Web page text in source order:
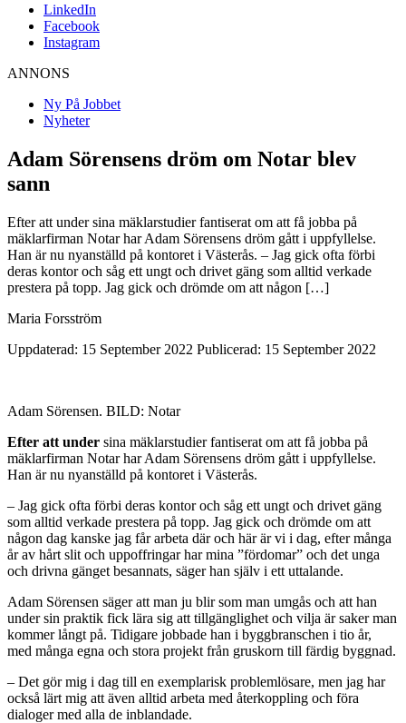
LinkedIn
Facebook
Instagram
ANNONS
Ny På Jobbet
Nyheter
Adam Sörensens dröm om Notar blev
sann
Efter att under sina mäklarstudier fantiserat om att få jobba på
mäklarfirman Notar har Adam Sörensens dröm gått i uppfyllelse.
Han är nu nyanställd på kontoret i Västerås. – Jag gick ofta förbi
deras kontor och såg ett ungt och drivet gäng som alltid verkade
prestera på topp. Jag gick och drömde om att någon […]
Maria Forsström
Uppdaterad: 15 September 2022 Publicerad: 15 September 2022
Adam Sörensen. BILD: Notar
Efter att under sina mäklarstudier fantiserat om att få jobba på
mäklarfirman Notar har Adam Sörensens dröm gått i uppfyllelse.
Han är nu nyanställd på kontoret i Västerås.
– Jag gick ofta förbi deras kontor och såg ett ungt och drivet gäng
som alltid verkade prestera på topp. Jag gick och drömde om att
någon dag kanske jag får arbeta där och här är vi i dag, efter många
år av hårt slit och uppoffringar har mina ”fördomar” och det unga
och drivna gänget besannats, säger han själv i ett uttalande.
Adam Sörensen säger att man ju blir som man umgås och att han
under sin praktik fick lära sig att tillgänglighet och vilja är saker man
kommer långt på. Tidigare jobbade han i byggbranschen i tio år,
med många egna och stora projekt från gruskorn till färdig byggnad.
– Det gör mig i dag till en exemplarisk problemlösare, men jag har
också lärt mig att även alltid arbeta med återkoppling och föra
dialoger med alla de inblandade.